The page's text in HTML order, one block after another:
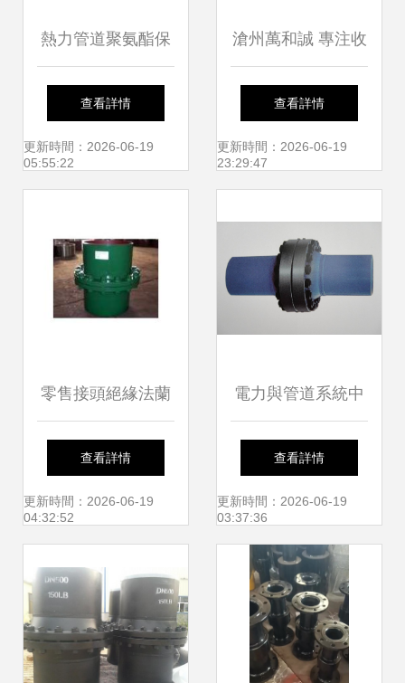
熱力管道聚氨酯保
溫鋼管與絕緣法蘭
光明磊落的能源守
查看詳情
更新時間：2026-06-19
05:55:22
滄州萬和誠 專注收
發球筒與絕緣法蘭
的專業制造廠商
查看詳情
更新時間：2026-06-19
23:29:47
零售接頭絕緣法蘭
DN350 性能卓越，
質優價廉的管道絕
查看詳情
更新時間：2026-06-19
04:32:52
電力與管道系統中
的關鍵組件 鑄造絕
緣法蘭與橫向型碳
鋼法蘭解析
查看詳情
更新時間：2026-06-19
03:37:36